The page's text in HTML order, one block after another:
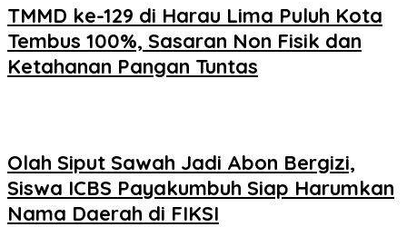
TMMD ke-129 di Harau Lima Puluh Kota
Tembus 100%, Sasaran Non Fisik dan
Ketahanan Pangan Tuntas
Olah Siput Sawah Jadi Abon Bergizi,
Siswa ICBS Payakumbuh Siap Harumkan
Nama Daerah di FIKSI